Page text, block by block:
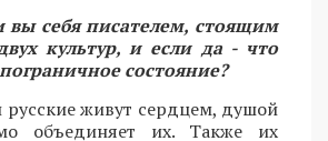
себя писателем, стоящим
культур, и если да - что
состояние?
живут сердцем, душой
объединяет их. Также их